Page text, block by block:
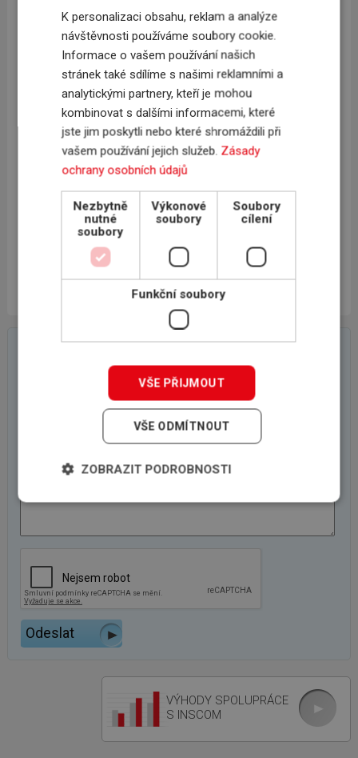
e) hodnotu Hlášení Obratu zadáte do on-line pojišťovny do
konce června,
f) výsledkem nahlášení pojistného Obratu je, že pojišťovna
vynásobí obrat Pojistnou sazbou a vystaví a zašle vám
fakturu za pojistné.
Na závěr je třeba upozornit, že pojišťovna má právo vyžádat
si podklady ke kontrole výše vaší fakturace odběratelům.
Při tom vychází z historického přehledu platební morálky,
Jedním z důvodů zamítnutí nebo krácení pojistného plnění
by pak mohlo být nenahlášení pojistného obratu
na odběratele, na kterého máte sice Limit, ale nenahlásili
jste vůbec nebo nedostatečně Obrat.
Ing. Tomáš Jandera, jednatel, majitel INSCOM, s.r.o.,
www.inscom.cz
On-line poptávkový formulář
VÝHODY SPOLUPRÁCE
S INSCOM
K personalizaci obsahu, reklam a analýze
návštěvnosti používáme soubory cookie.
Informace o vašem používání našich
stránek také sdílíme s našimi reklamními a
analytickými partnery, kteří je mohou
kombinovat s dalšími informacemi, které
jste jim poskytli nebo které shromáždili při
vašem používání jejich služeb. Zásady
ochrany osobních údajů
Nezbytně
nutné
soubory
Výkonové
soubory
Soubory
cílení
Funkční soubory
VŠE PŘIJMOUT
VŠE ODMÍTNOUT
ZOBRAZIT PODROBNOSTI